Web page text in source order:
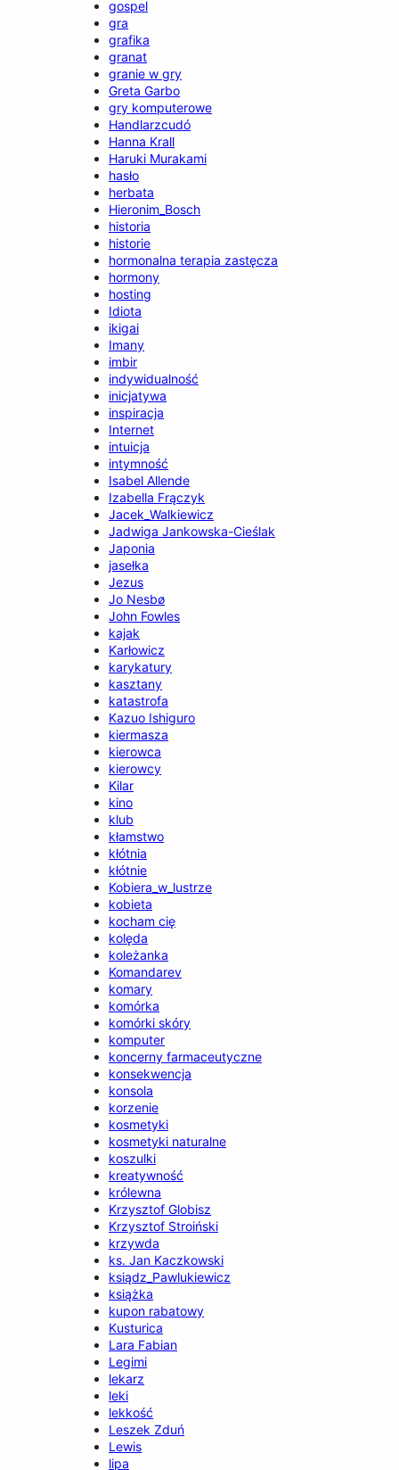
gospel
gra
grafika
granat
granie w gry
Greta Garbo
gry komputerowe
Handlarzcudó
Hanna Krall
Haruki Murakami
hasło
herbata
Hieronim_Bosch
historia
historie
hormonalna terapia zastęcza
hormony
hosting
Idiota
ikigai
Imany
imbir
indywidualność
inicjatywa
inspiracja
Internet
intuicja
intymność
Isabel Allende
Izabella Frączyk
Jacek_Walkiewicz
Jadwiga Jankowska-Cieślak
Japonia
jasełka
Jezus
Jo Nesbø
John Fowles
kajak
Karłowicz
karykatury
kasztany
katastrofa
Kazuo Ishiguro
kiermasza
kierowca
kierowcy
Kilar
kino
klub
kłamstwo
kłótnia
kłótnie
Kobiera_w_lustrze
kobieta
kocham cię
kolęda
koleżanka
Komandarev
komary
komórka
komórki skóry
komputer
koncerny farmaceutyczne
konsekwencja
konsola
korzenie
kosmetyki
kosmetyki naturalne
koszulki
kreatywność
królewna
Krzysztof Globisz
Krzysztof Stroiński
krzywda
ks. Jan Kaczkowski
ksiądz_Pawlukiewicz
książka
kupon rabatowy
Kusturica
Lara Fabian
Legimi
lekarz
leki
lekkość
Leszek Zduń
Lewis
lipa